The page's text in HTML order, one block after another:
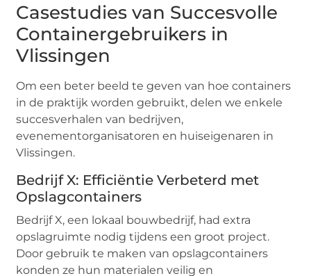
Casestudies van Succesvolle
Containergebruikers in
Vlissingen
Om een beter beeld te geven van hoe containers
in de praktijk worden gebruikt, delen we enkele
succesverhalen van bedrijven,
evenementorganisatoren en huiseigenaren in
Vlissingen.
Bedrijf X: Efficiëntie Verbeterd met
Opslagcontainers
Bedrijf X, een lokaal bouwbedrijf, had extra
opslagruimte nodig tijdens een groot project.
Door gebruik te maken van opslagcontainers
konden ze hun materialen veilig en